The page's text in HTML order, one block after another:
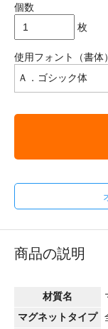
個数
枚
使用フォント（書体）
商品の説明
材質名
マグネットタイプ